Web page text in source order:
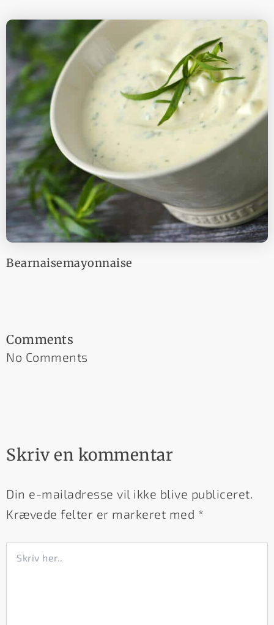
Bearnaisemayonnaise
Comments
No Comments
Skriv en kommentar
Din e-mailadresse vil ikke blive publiceret.
Krævede felter er markeret med *
her..